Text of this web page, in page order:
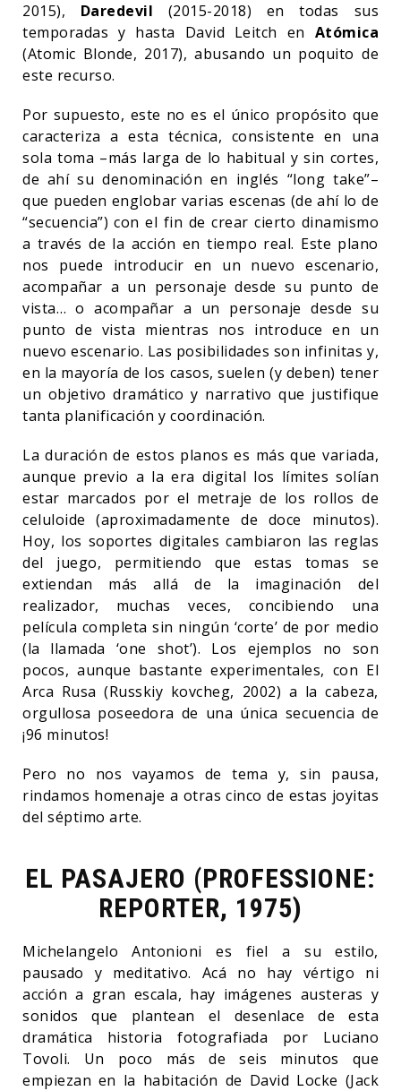
2015), Daredevil (2015-2018) en todas sus
temporadas y hasta David Leitch en Atómica
(Atomic Blonde, 2017), abusando un poquito de
este recurso.
Por supuesto, este no es el único propósito que
caracteriza a esta técnica, consistente en una
sola toma –más larga de lo habitual y sin cortes,
de ahí su denominación en inglés “long take”–
que pueden englobar varias escenas (de ahí lo de
“secuencia”) con el fin de crear cierto dinamismo
a través de la acción en tiempo real. Este plano
nos puede introducir en un nuevo escenario,
acompañar a un personaje desde su punto de
vista… o acompañar a un personaje desde su
punto de vista mientras nos introduce en un
nuevo escenario. Las posibilidades son infinitas y,
en la mayoría de los casos, suelen (y deben) tener
un objetivo dramático y narrativo que justifique
tanta planificación y coordinación.
La duración de estos planos es más que variada,
aunque previo a la era digital los límites solían
estar marcados por el metraje de los rollos de
celuloide (aproximadamente de doce minutos).
Hoy, los soportes digitales cambiaron las reglas
del juego, permitiendo que estas tomas se
extiendan más allá de la imaginación del
realizador, muchas veces, concibiendo una
película completa sin ningún ‘corte’ de por medio
(la llamada ‘one shot’). Los ejemplos no son
pocos, aunque bastante experimentales, con El
Arca Rusa (Russkiy kovcheg, 2002) a la cabeza,
orgullosa poseedora de una única secuencia de
¡96 minutos!
Pero no nos vayamos de tema y, sin pausa,
rindamos homenaje a otras cinco de estas joyitas
del séptimo arte.
EL PASAJERO (PROFESSIONE:
REPORTER, 1975)
Michelangelo Antonioni es fiel a su estilo,
pausado y meditativo. Acá no hay vértigo ni
acción a gran escala, hay imágenes austeras y
sonidos que plantean el desenlace de esta
dramática historia fotografiada por Luciano
Tovoli. Un poco más de seis minutos que
empiezan en la habitación de David Locke (Jack